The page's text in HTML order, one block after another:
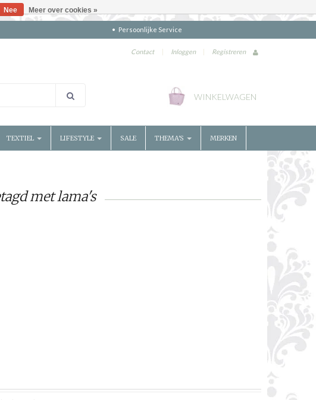
Persoonlijke Service
Contact | Inloggen | Registreren
WINKELWAGEN
TEXTIEL LIFESTYLE SALE THEMA'S MERKEN
met lama's
Nee Meer over cookies »